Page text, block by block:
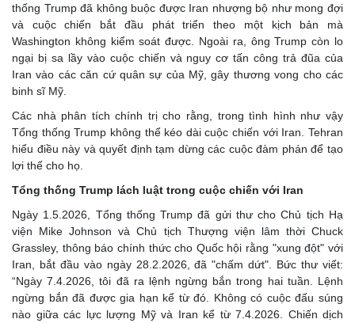
thống Trump đã không buộc được Iran nhượng bộ như mong đợi
và cuộc chiến bắt đầu phát triển theo một kịch bản mà
Washington không kiểm soát được. Ngoài ra, ông Trump còn lo
ngại bị sa lầy vào cuộc chiến và nguy cơ tấn công trả đũa của
Iran vào các căn cứ quân sự của Mỹ, gây thương vong cho các
binh sĩ Mỹ.
Các nhà phân tích chính trị cho rằng, trong tình hình như vậy
Tổng thống Trump không thể kéo dài cuộc chiến với Iran. Tehran
hiểu điều này và quyết định tạm dừng các cuộc đàm phán để tạo
lợi thế cho họ.
Tổng thống Trump lách luật trong cuộc chiến với Iran
Ngày 1.5.2026, Tổng thống Trump đã gửi thư cho Chủ tịch Hạ
viện Mike Johnson và Chủ tịch Thượng viện lâm thời Chuck
Grassley, thông báo chính thức cho Quốc hội rằng "xung đột" với
Iran, bắt đầu vào ngày 28.2.2026, đã "chấm dứt". Bức thư viết:
“Ngày 7.4.2026, tôi đã ra lệnh ngừng bắn trong hai tuần. Lệnh
ngừng bắn đã được gia hạn kể từ đó. Không có cuộc đấu súng
nào giữa các lực lượng Mỹ và Iran kể từ 7.4.2026. Chiến dịch